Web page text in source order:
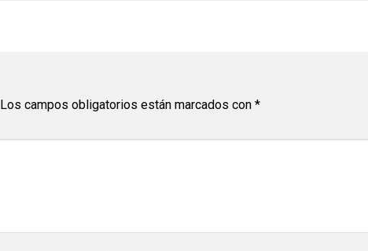
Los campos obligatorios están marcados con *